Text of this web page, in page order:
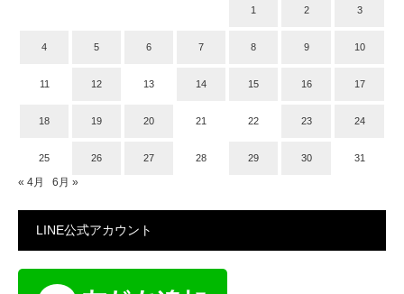
1 2 3
4 5 6 7 8 9 10
11 12 13 14 15 16 17
18 19 20 21 22 23 24
25 26 27 28 29 30 31
« 4月 6月 »
LINE公式アカウント